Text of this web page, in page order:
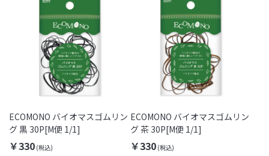
ECOMONO バイオマスゴムリン
グ 黒 30P[M便 1/1]
￥330
ECOMONO バイオマスゴムリン
グ 茶 30P[M便 1/1]
￥330